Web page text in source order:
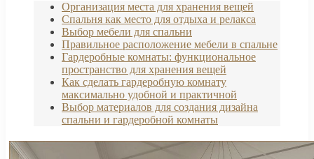
Организация места для хранения вещей
Спальня как место для отдыха и релакса
Выбор мебели для спальни
Правильное расположение мебели в спальне
Гардеробные комнаты: функциональное
пространство для хранения вещей
Как сделать гардеробную комнату
максимально удобной и практичной
Выбор материалов для создания дизайна
спальни и гардеробной комнаты